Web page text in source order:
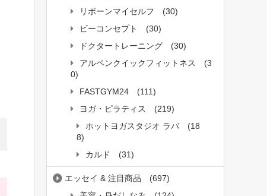
リボーンマイセルフ
(30)
ビーコンセプト
(30)
ドクタートレーニング
(30)
アルペンクイックフィットネス
(3
0)
FASTGYM24
(111)
ヨガ・ピラティス
(219)
ホットヨガスタジオ ラバ
(18
8)
カルド
(31)
エッセイ & 注目商品
(697)